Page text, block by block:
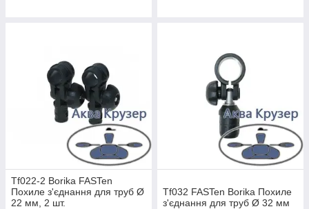
Tf022-2 Borika FASTen
Похиле з'єднання для труб Ø
22 мм, 2 шт.
Tf032 FASTen Borika Похиле
з'єднання для труб Ø 32 мм